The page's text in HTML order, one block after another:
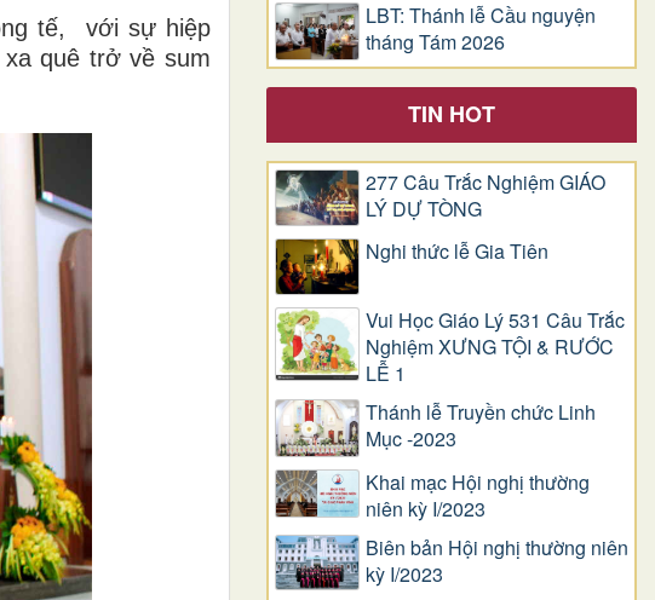
tế, với sự hiệp
quê trở về sum
LBT: Thánh lễ Cầu nguyện
tháng Tám 2026
TIN HOT
277 Câu Trắc Nghiệm GIÁO
LÝ DỰ TÒNG
Nghi thức lễ Gia Tiên
Vui Học Giáo Lý 531 Câu Trắc
Nghiệm XƯNG TỘI & RƯỚC
LỄ 1
Thánh lễ Truyền chức Linh
Mục -2023
Khai mạc Hội nghị thường
niên kỳ I/2023
Biên bản Hội nghị thường niên
kỳ I/2023